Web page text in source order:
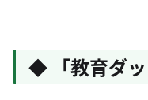
◆ 「教育ダ